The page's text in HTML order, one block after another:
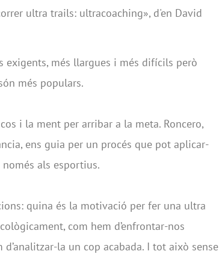
ultra trails: ultracoaching», d'en David
exigents, més llargues i més difícils però
més populars.
i la ment per arribar a la meta. Roncero,
ens guia per un procés que pot aplicar-
als esportius.
quina és la motivació per fer una ultra
com hem d’enfrontar-nos
la un cop acabada. I tot això sense